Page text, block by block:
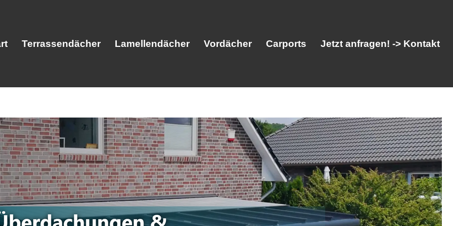
Terrassendächer Lamellendächer Vordächer Carports Jetzt anfragen! -> Kontakt